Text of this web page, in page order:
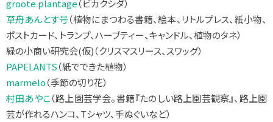
groote plantage（ビカクシダ）
草舟あんとす号（植物にまつわる書籍、絵本、リトルプレス、紙小物、
ポストカード、トランプ、ハーブティー、キャンドル、植物のタネ）
緑の小商い研究会(仮)（クリスマスリース、スワッグ）
PAPELANTS（紙でできた植物）
marmelo（季節の切り花）
村田あやこ（路上園芸学会。書籍『たのしい路上園芸観察』、路上園
芸が作れるハンコ、Tシャツ、手ぬぐいなど）